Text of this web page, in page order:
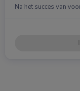
Na het succes van